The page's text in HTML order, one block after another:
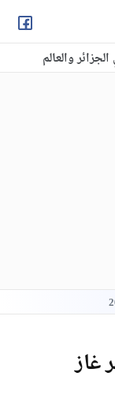
والعالم
غاز